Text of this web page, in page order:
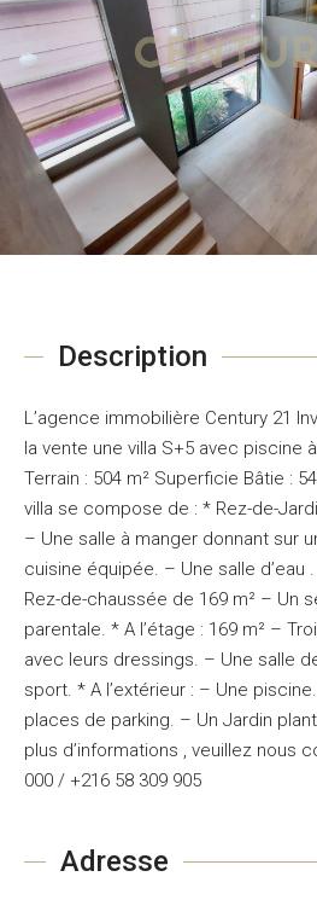
Description
L’agence immobilière Century 21
la vente une villa S+5 avec piscine
Terrain : 504 m² Superficie Bâtie :
villa se compose de : * Rez-de-
– Une salle à manger donnant sur
cuisine équipée. – Une salle d’eau
Rez-de-chaussée de 169 m² – Un
parentale. * A l’étage : 169 m² –
avec leurs dressings. – Une salle
sport. * A l’extérieur : – Une
places de parking. – Un Jardin
plus d’informations , veuillez nous
000 / +216 58 309 905
Adresse